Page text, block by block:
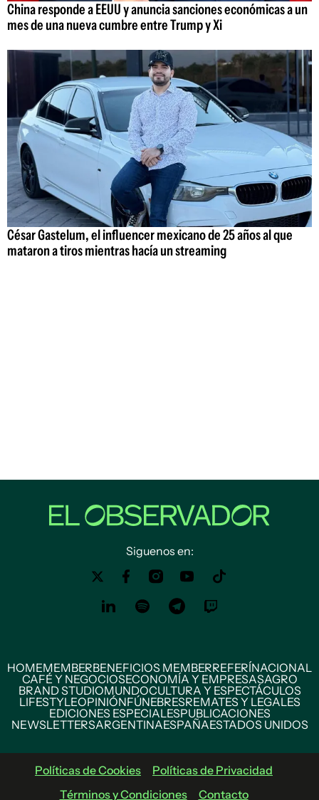
China responde a EEUU y anuncia sanciones económicas a un
mes de una nueva cumbre entre Trump y Xi
César Gastelum, el influencer mexicano de 25 años al que
mataron a tiros mientras hacía un streaming
Siguenos en:
HOMEMEMBERBENEFICIOS MEMBERREFERÍNACIONAL
CAFÉ Y NEGOCIOSECONOMÍA Y EMPRESASAGRO
BRAND STUDIOMUNDOCULTURA Y ESPECTÁCULOS
LIFESTYLEOPINIÓNFÚNEBRESREMATES Y LEGALES
EDICIONES ESPECIALESPUBLICACIONES
NEWSLETTERSARGENTINAESPAÑAESTADOS UNIDOS
Políticas de Cookies
Políticas de Privacidad
Términos y Condiciones
Contacto